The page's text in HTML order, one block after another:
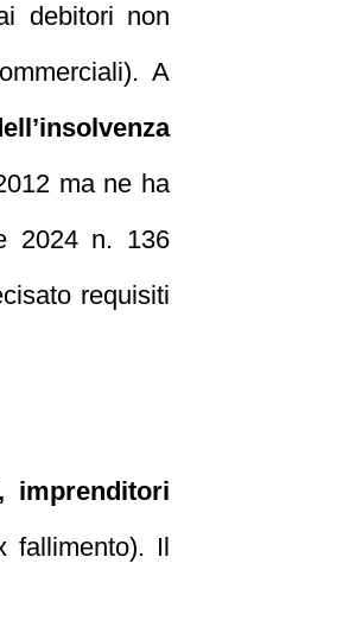
debitori non
A
ma ne ha
2024 n. 136
requisiti
imprenditori
fallimento). Il